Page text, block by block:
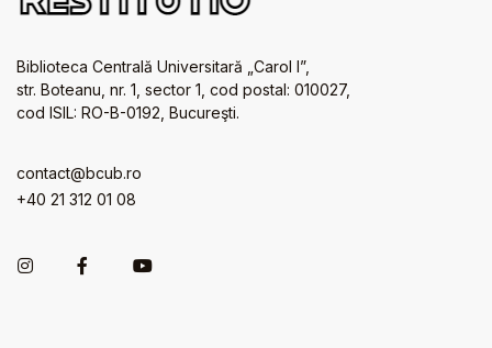
Biblioteca Centrală Universitară „Carol I”,
str. Boteanu, nr. 1, sector 1, cod postal: 010027,
cod ISIL: RO-B-0192, Bucureşti.
contact@bcub.ro
+40 21 312 01 08